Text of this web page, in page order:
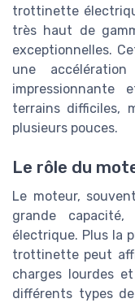
trottinette
très haut de
exceptionnelles.
une
terrains difficiles,
plusieurs pouces.
Le rôle du
Le moteur,
grande
électrique. Plus la
trottinette peut
charges lourdes
différents types